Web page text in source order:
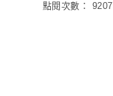
點閱次數： 9207